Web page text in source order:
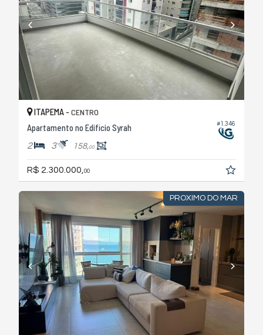
#1.346
ITAPEMA - CENTRO
Apartamento no Edificio Syrah
2 3 158,00
R$ 2.300.000, 00
PROXIMO DO MAR